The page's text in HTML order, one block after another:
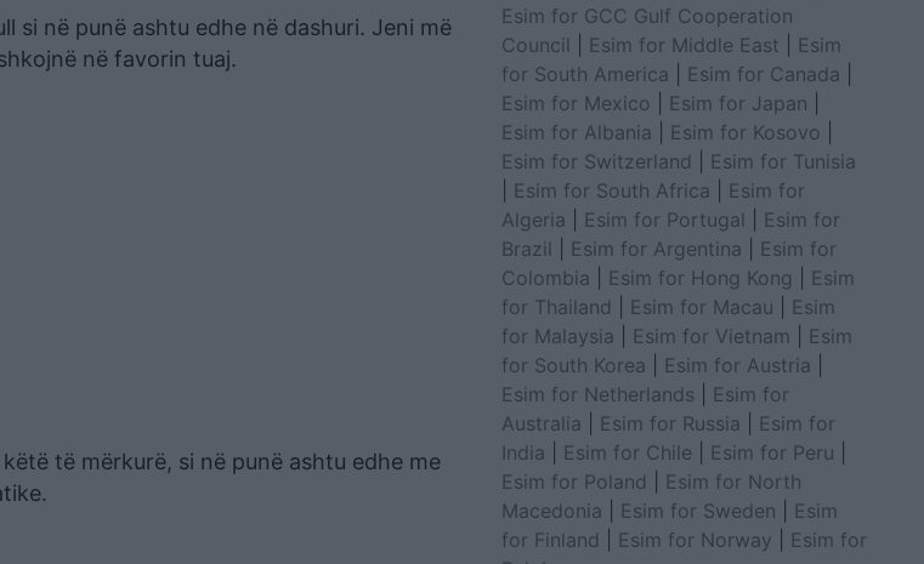
si në punë ashtu edhe në dashuri. Jeni më
në favorin tuaj.
të mërkurë, si në punë ashtu edhe me
Esim for GCC Gulf Cooperation
Council
Esim for Middle East
Esim
for South America
Esim for Canada
Esim for Mexico
Esim for Japan
Esim for Albania
Esim for Kosovo
Esim for Switzerland
Esim for Tunisia
Esim for South Africa
Esim for
Algeria
Esim for Portugal
Esim for
Brazil
Esim for Argentina
Esim for
Colombia
Esim for Hong Kong
Esim
for Thailand
Esim for Macau
Esim
for Malaysia
Esim for Vietnam
Esim
for South Korea
Esim for Austria
Esim for Netherlands
Esim for
Australia
Esim for Russia
Esim for
India
Esim for Chile Esim for Peru
Esim for Poland
Esim for North
Macedonia
Esim for Sweden
Esim
for Finland
Esim for Norway
Esim for